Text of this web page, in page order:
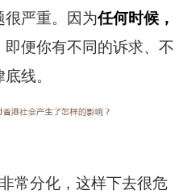
很严重。因为任何时候，
即便你有不同的诉求、不
线。
常分化，这样下去很危